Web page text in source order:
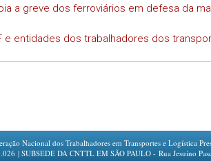
a greve dos ferroviários em defesa da
e entidades dos trabalhadores dos
Nacional dos Trabalhadores em Transportes e Logística
| SUBSEDE DA CNTTL EM SÃO PAULO - Rua Jesuíno